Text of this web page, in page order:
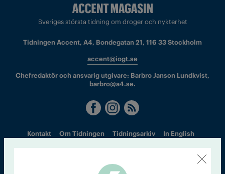
Sveriges största tidning om droger och nykterhet
Tidningen Accent, A4, Bondegatan 21, 116 33 Stockholm
accent@iogt.se
Chefredaktör och ansvarig utgivare: Barbro Janson Lundkvist,
barbro@a4.se.
Kontakt Om Tidningen Tidningsarkiv In English